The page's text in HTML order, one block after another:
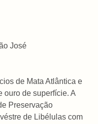
José
de Mata Atlântica e
ouro de superfície. A
Preservação
de Libélulas com